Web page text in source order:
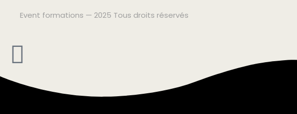
Event formations — 2025 Tous droits réservés